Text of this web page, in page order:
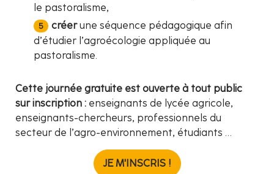
le pastoralisme,
créerune séquence pédagogique afin
d’étudier l’agroécologie appliquée au
pastoralisme.
Cette journée gratuite est ouverte à tout public
sur inscription : enseignants de lycée agricole,
enseignants-chercheurs, professionnels du
secteur de l’agro-environnement, étudiants …
JE M'INSCRIS !